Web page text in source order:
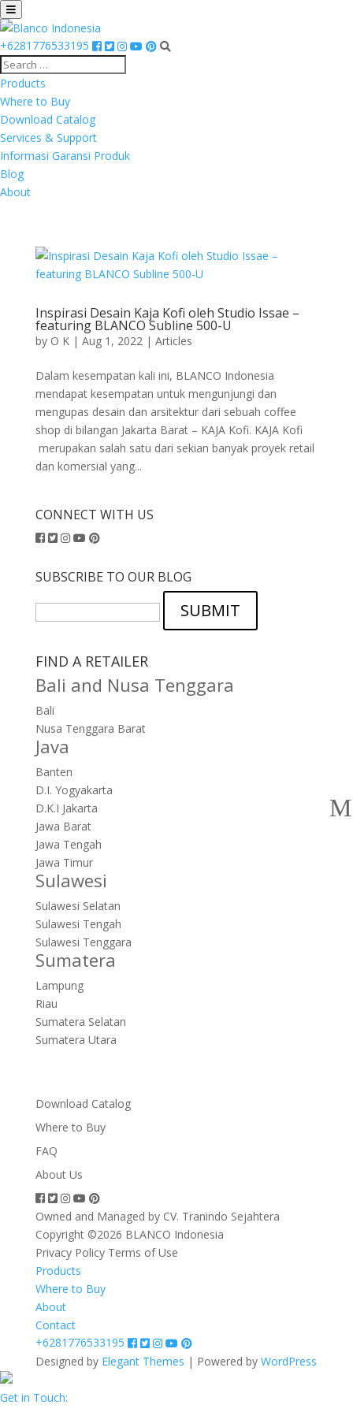
+6281776533195
Products
Where to Buy
Download Catalog
Services & Support
Informasi Garansi Produk
Blog
About
Inspirasi Desain Kaja Kofi oleh Studio Issae –
featuring BLANCO Subline 500-U
by O K| Aug 1, 2022| Articles
Dalam kesempatan kali ini, BLANCO Indonesia
mendapat kesempatan untuk mengunjungi dan
mengupas desain dan arsitektur dari sebuah coffee
shop di bilangan Jakarta Barat – KAJA Kofi. KAJA Kofi
merupakan salah satu dari sekian banyak proyek retail
dan komersial yang...
CONNECT WITH US
SUBSCRIBE TO OUR BLOG
SUBMIT
FIND A RETAILER
Bali and Nusa Tenggara
Bali
Nusa Tenggara Barat
Java
Banten
D.I. Yogyakarta
D.K.I Jakarta
Jawa Barat
Jawa Tengah
Jawa Timur
Sulawesi
Sulawesi Selatan
Sulawesi Tengah
Sulawesi Tenggara
Sumatera
Lampung
Riau
Sumatera Selatan
Sumatera Utara
Download Catalog
Where to Buy
FAQ
About Us
Owned and Managed by CV. Tranindo Sejahtera
Copyright ©2026 BLANCO Indonesia
Privacy Policy Terms of Use
Products
Where to Buy
About
Contact
+6281776533195
Designed by Elegant Themes | Powered by WordPress
Get in Touch: